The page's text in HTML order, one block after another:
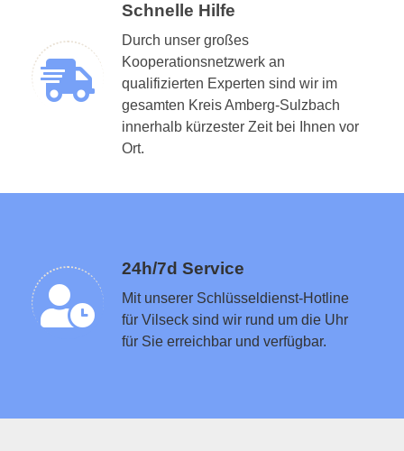
Schnelle Hilfe
Durch unser großes
Kooperationsnetzwerk an
qualifizierten Experten sind wir im
gesamten Kreis Amberg-Sulzbach
innerhalb kürzester Zeit bei Ihnen vor
Ort.
24h/7d Service
Mit unserer Schlüsseldienst-Hotline
für Vilseck sind wir rund um die Uhr
für Sie erreichbar und verfügbar.
Schlüsseldienst in der Nähe vermitteln